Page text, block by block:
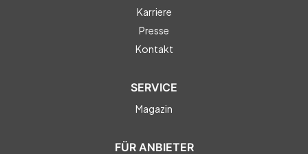
Karriere
Presse
Kontakt
SERVICE
Magazin
FÜR ANBIETER